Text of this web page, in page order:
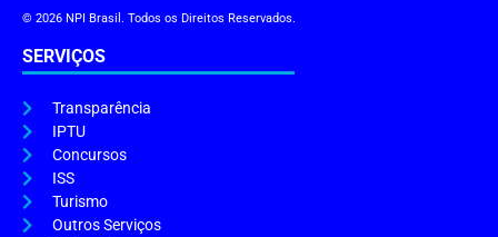
© 2026 NPI Brasil. Todos os Direitos Reservados.
SERVIÇOS
Transparência
IPTU
Concursos
ISS
Turismo
Outros Serviços